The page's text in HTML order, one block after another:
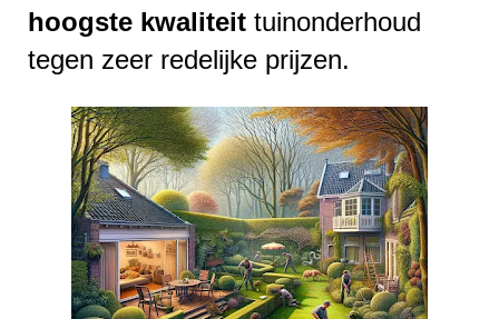
hoogste kwaliteit tuinonderhoud
tegen zeer redelijke prijzen.